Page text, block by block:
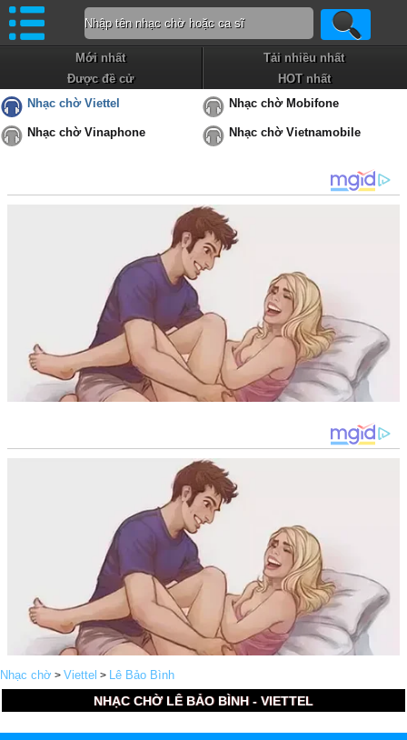
Mới nhất
Tải nhiều nhất
Được đề cử
HOT nhất
Nhạc chờ Viettel
Nhạc chờ Mobifone
Nhạc chờ Vinaphone Nhạc chờ Vietnamobile
Nhạc chờ > Viettel > Lê Bảo Bình
NHẠC CHỜ LÊ BẢO BÌNH - VIETTEL